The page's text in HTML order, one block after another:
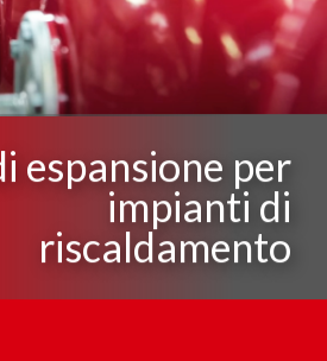
Vasi di espansione